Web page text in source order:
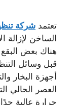
تعتمد شركة
الساخن لإزالة
هناك بعض
قبل وسائل
أجهزة البخار
العصر الحالي
حرارة عالية